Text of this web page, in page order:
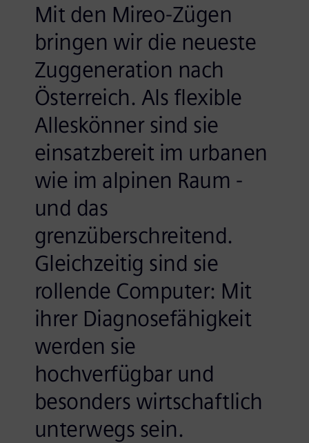
Mit den Mireo-Zügen
bringen wir die neueste
Zuggeneration nach
Österreich. Als flexible
Alleskönner sind sie
einsatzbereit im urbanen
wie im alpinen Raum -
und das
grenzüberschreitend.
Gleichzeitig sind sie
rollende Computer: Mit
ihrer Diagnosefähigkeit
werden sie
hochverfügbar und
besonders wirtschaftlich
unterwegs sein.